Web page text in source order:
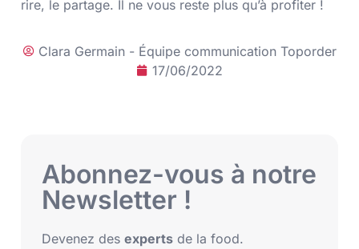
rire, le partage. Il ne vous reste plus qu’à profiter !
Clara Germain - Équipe communication Toporder
17/06/2022
Abonnez-vous à notre
Newsletter !
Devenez des experts de la food.